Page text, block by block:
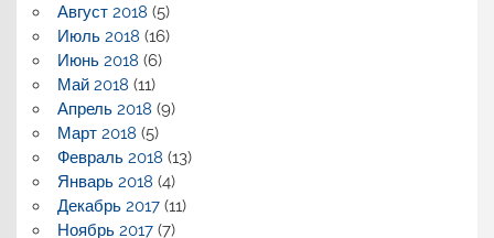
Август 2018 (5)
Июль 2018 (16)
Июнь 2018 (6)
Май 2018 (11)
Апрель 2018 (9)
Март 2018 (5)
Февраль 2018 (13)
Январь 2018 (4)
Декабрь 2017(11)
Ноябрь 2017(7)